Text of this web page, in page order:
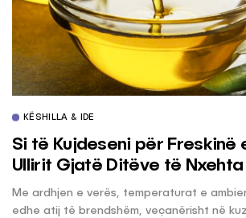
KËSHILLA & IDE
Si të Kujdeseni për Freskinë
Ullirit Gjatë Ditëve të Nxehta
Me ardhjen e verës, temperaturat e
edhe atij të brendshëm, veçanërisht në